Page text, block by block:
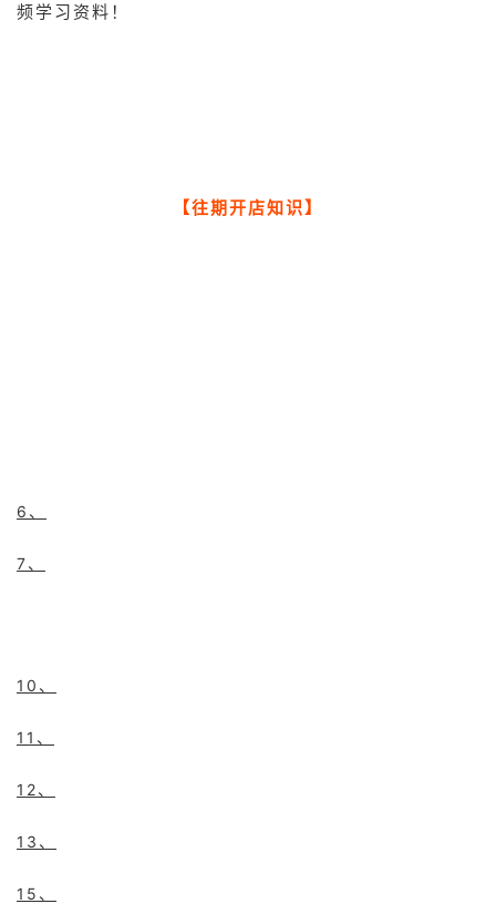
频学习资料！
【往期开店知识】
6、
7、
10、
11、
12、
13、
15、